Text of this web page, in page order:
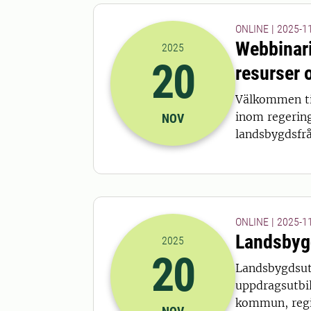
2025-20-11 14:00till 2025-20-
2025
20
NOV
ONLINE | 2025-
resurser
Välkommen
inom
2025-20-11 08:00till 2025-20-
2025
20
ONLINE | 2025-
kommun,